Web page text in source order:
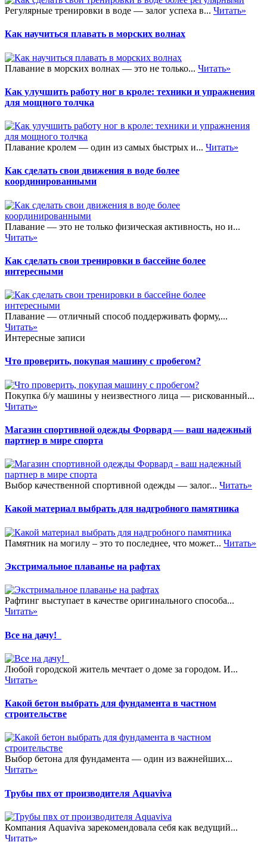
Регулярные тренировки в воде — залог успеха в... Читать»
Как научиться плавать в морских волнах
Плавание в морских волнах — это не только... Читать»
Как улучшить работу ног в кроле: техники и упражнения
для мощного толчка
Плавание кролем — один из самых быстрых и... Читать»
Как сделать свои движения в воде более
координированными
Плавание — это не только физическая активность, но и...
Читать»
Как сделать свои тренировки в бассейне более
интересными
Плавание — отличный способ поддерживать форму,...
Читать»
Интересные записи
Что проверить, покупая машину с пробегом?
Покупка б/у машины у неизвестного лица — рискованный...
Читать»
Магазин спортивной одежды Форвард — ваш надежный
партнер в мире спорта
Выбор качественной спортивной одежды — залог... Читать»
Какой материал выбрать для надгробного памятника
Памятник на могилу – это то последнее, что может... Читать»
Экстримальное плаванье на рафтах
Рафтинг выступает в качестве оригинального способа...
Читать»
Все на дачу!
Любой городской житель мечтает о доме за городом. И...
Читать»
Какой бетон выбрать для фундамента в частном
строительстве
Выбор бетона для фундамента — один из важнейших...
Читать»
Трубы пвх от производителя Aquaviva
Компания Aquaviva зарекомендовала себя как ведущий...
Читать»